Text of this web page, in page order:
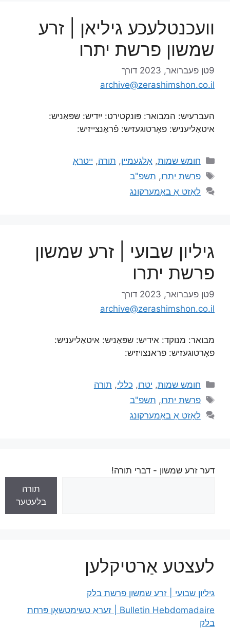
וועכנטלעכע גיליאן | זרע
שמשון פרשת יתרו
9טן פעברואר, 2023
דורך
archive@zerashimshon.co.il
העברעיִש: המבואר: פּונקטירט: ייִדיש: שפּאַניש:
איטאַליעניש: פּאָרטוגעזיש: פֿראַנצייזיש:
חומש שמות,אַלגעמיין, תורה, ייטראָ
פרשת יתרו, תשפ"ב
לאָזט אַ באַמערקונג
גיליון שבועי | זרע שמשון
פרשת יתרו
9טן פעברואר, 2023
דורך
archive@zerashimshon.co.il
מבואר: מנוקד: אידיש: שפּאַניש: איטאַליעניש:
פּאָרטוגעזיש: פראנצויזיש:
חומש שמות, יטרו, כללי, תורה
פרשת יתרו, תשפ"ב
לאָזט אַ באַמערקונג
דער זרע שמשון - דברי תורה!
תורה
בלעטער
לעצטע אַרטיקלען
גיליון שבועי | זרע שמשון פרשת בלק
Bulletin Hebdomadaire | זעראַ טשימטשאָן פּרחת
בלק